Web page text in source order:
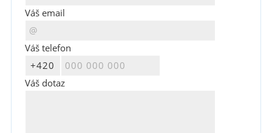
Váš email
Váš telefon
Váš dotaz